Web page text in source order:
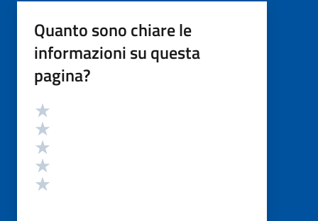
Quanto sono chiare le
informazioni su questa
pagina?
Valutazione